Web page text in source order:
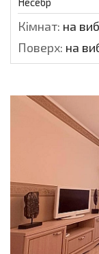
Кімнат: на
Поверх: на